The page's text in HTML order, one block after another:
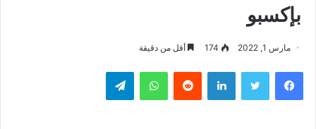
بإكسبو
مارس 1, 2022 174 أقل من دقيقة
فيسبوك تويتر لينكدإن واتساب تيلقرام